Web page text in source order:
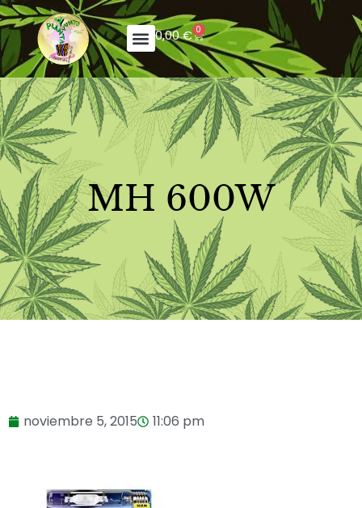
0,00€ 0
MH 600W
noviembre 5, 2015 11:06 pm